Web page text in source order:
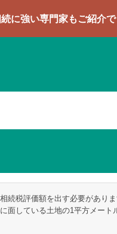
ご紹介できます。お気
続税評価額を出す必要がありま
面している土地の1平方メート